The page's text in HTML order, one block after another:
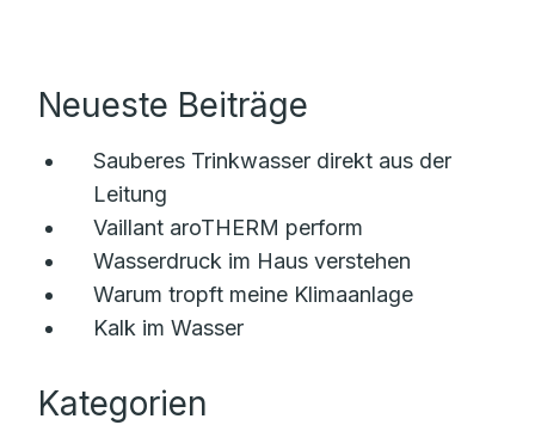
Neueste Beiträge
Sauberes Trinkwasser direkt aus der
Leitung
Vaillant aroTHERM perform
Wasserdruck im Haus verstehen
Warum tropft meine Klimaanlage
Kalk im Wasser
Kategorien